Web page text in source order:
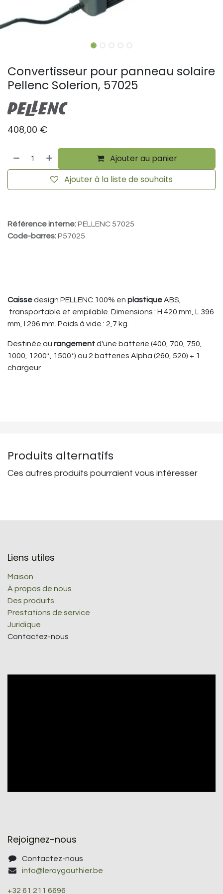
Convertisseur pour panneau solaire
Pellenc Solerion, 57025
408,00 €
Ajouter au panier
Ajouter à la liste de souhaits
Référence interne:PELLENC 57025
Code-barres:P57025
Caissedesign PELLENC 100% en plastiqueABS,
transportable et empilable. Dimensions : H 420 mm, L 396
mm, l 296 mm. Poids à vide : 2,7 kg.
Destinée au rangementd'une batterie (400, 700, 750,
1000, 1200*, 1500*) ou 2 batteries Alpha (260, 520) + 1
chargeur
Produits alternatifs
Ces autres produits pourraient vous intéresser
Liens utiles
Maison
À propos de nous
Des produits
Prestations de service
Juridique
Contactez-nous
Rejoignez-nous
Contactez-nous
info@leroygauthier.be
+32 61 211 6696